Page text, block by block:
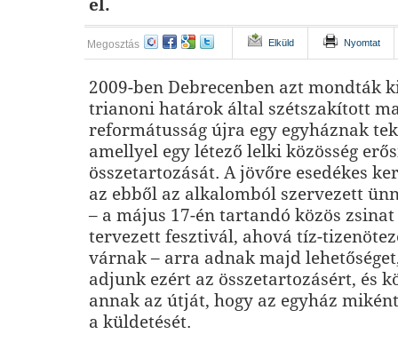
el.
Megosztás Elküld Nyomtat
2009-ben Debrecenben azt mondták
trianoni határok által szétszakított
reformátusság újra egy egyháznak
amellyel egy létező lelki közösség
összetartozását. A jövőre esedékes
az ebből az alkalomból szervezett
– a május 17-én tartandó közös
tervezett fesztivál, ahová tíz-
várnak – arra adnak majd
adjunk ezért az összetartozásért, és
annak az útját, hogy az egyház
a küldetését.